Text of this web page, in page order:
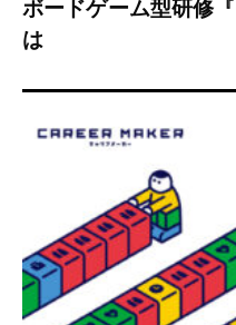
ボードゲーム型研修
は